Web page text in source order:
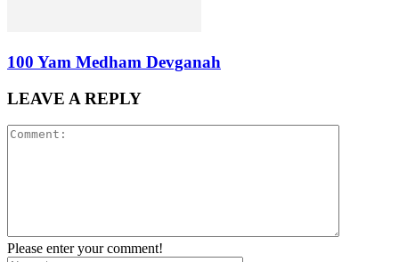
100 Yam Medham Devganah
LEAVE A REPLY
Please enter your comment!